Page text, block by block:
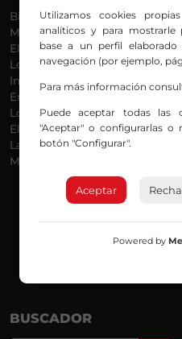
Bilbosport
Más Música
El Madrugador
Lo Más Nuevo
Informativos
En Ruta
Locos por la Música
El Supermadrugador
La Mañana de Radio Nervión
Más Madrugada
BUSCADOR
Utilizamos cookies
analíticos y para mostrarle
base a un perfil
navegación (por ejemplo,
Para más información
Puede aceptar todas las
"Aceptar" o configurarlas o
botón "Configurar".
Aceptar
Powered by